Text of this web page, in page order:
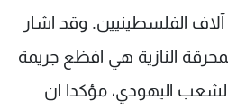
الفلسطينيين. وقد اشار
النازية هي افظع جريمة
اليهودي، مؤكدا ان